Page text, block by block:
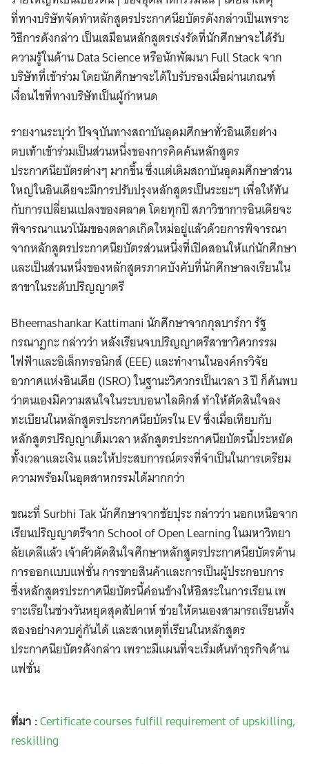
ที่ทางบริษัทจัดทำหลักสูตรประกาศนียบัตรดังกล่าวเป็นเพราะ
วิธีการดังกล่าว เป็นเสมือนหลักสูตรเร่งรัดที่นักศีกษาจะได้รับ
ความรู้ในด้าน Data Science หรือนักพัฒนา Full Stack จาก
บริษัทที่เข้าร่วม โดยนักศึกษาจะได้ใบรับรองเมื่อผ่านเกณฑ์
เงื่อนไขที่ทางบริษัทเป็นผู้กำหนด
รายงานระบุว่า ปัจจุบันทางสถาบันอุดมศึกษาทั่วอินเดียต่าง
ตบเท้าเข้าร่วมเป็นส่วนหนึ่งของการคิดค้นหลักสูตร
ประกาศนียบัตรต่างๆ มากขึ้น ซึ่งแต่เดิมสถาบันอุดมศึกษาส่วน
ใหญ่ในอินเดียจะมีการปรับปรุงหลักสูตรเป็นระยะๆ เพื่อให้ทัน
กับการเปลี่ยนแปลงของตลาด โดยทุกปี สภาวิชาการอินเดียจะ
พิจารณาแนวโน้มของตลาดเกิดใหม่อยู่แล้วด้วยการพิจารณา
จากหลักสูตรประกาศนียบัตรส่วนหนึ่งที่เปิดสอนให้แก่นักศึกษา
และเป็นส่วนหนึ่งของหลักสูตรภาคบังคับที่นักศึกษาลงเรียนใน
สาขาในระดับปริญญาตรี
Bheemashankar Kattimani นักศึกษาจากกุลบาร์กา รัฐ
กรณาฏกะ กล่าวว่า หลังเรียนจบปริญญาตรีสาขาวิศวกรรม
ไฟฟ้าและอิเล็กทรอนิกส์ (EEE) และทำงานในองค์กรวิจัย
อวกาศแห่งอินเดีย (ISRO) ในฐานะวิศวกรเป็นเวลา 3 ปี ก็ค้นพบ
ว่าตนเองมีความสนใจในระบบอนาไลติกส์ ทำให้ตัดสินใจลง
ทะเบียนในหลักสูตรประกาศนียบัตรใน EV ซึ่งเมื่อเทียบกับ
หลักสูตรปริญญาเต็มเวลา หลักสูตรประกาศนียบัตรนี้ประหยัด
ทั้งเวลาและเงิน และให้ประสบการณ์ตรงที่จำเป็นในการเตรียม
ความพร้อมในอุตสาหกรรมได้มากกว่า
ขณะที่ Surbhi Tak นักศึกษาจากชัยปุระ กล่าวว่า นอกเหนือจาก
เรียนปริญญาตรีจาก School of Open Learning ในมหาวิทยา
ลัยเดลีแล้ว เจ้าตัวตัดสินใจศึกษาหลักสูตรประกาศนียบัตรด้าน
การออกแบบแฟชั่น การขายสินค้าและการเป็นผู้ประกอบการ
ซึ่งหลักสูตรประกาศนียบัตรนี้ค่อนข้างให้อิสระในการเรียน เพ
ราะเรียในช่วงวันหยุดสุดสัปดาห์ ช่วยให้ตนเองสามารถเรียนทั้ง
สองอย่างควบคู่กันได้ และสาเหตุที่เรียนในหลักสูตร
ประกาศนียบัตรดังกล่าว เพราะมีแผนที่จะเริ่มต้นทำธุรกิจด้าน
แฟชั่น
ที่มา :Certificate courses fulfill requirement of upskilling,
reskilling